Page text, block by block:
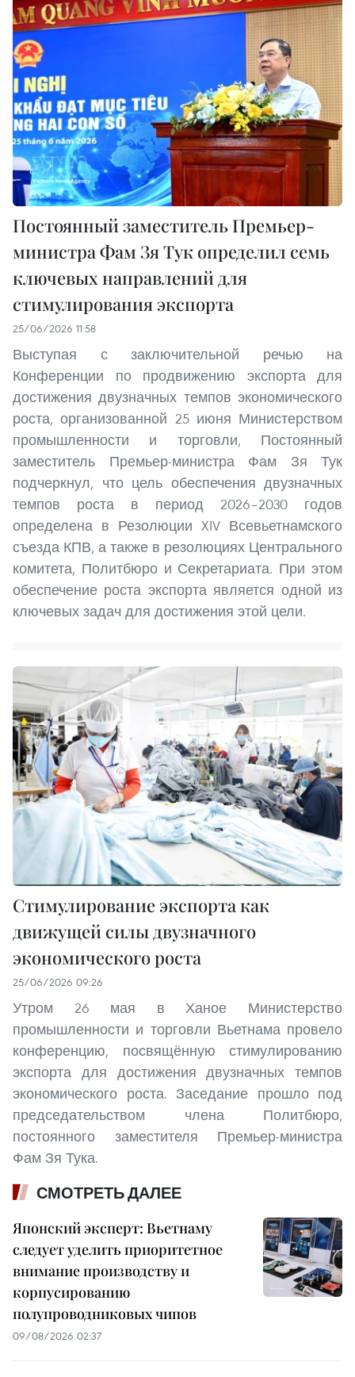
Постоянный заместитель Премьер-
министра Фам Зя Тук определил семь
ключевых направлений для
стимулирования экспорта
25/06/2026 11:58
Выступая с заключительной речью на
Конференции по продвижению экспорта для
достижения двузначных темпов экономического
роста, организованной 25 июня Министерством
промышленности и торговли, Постоянный
заместитель Премьер-министра Фам Зя Тук
подчеркнул, что цель обеспечения двузначных
темпов роста в период 2026–2030 годов
определена в Резолюции XIV Всевьетнамского
съезда КПВ, а также в резолюциях Центрального
комитета, Политбюро и Секретариата. При этом
обеспечение роста экспорта является одной из
ключевых задач для достижения этой цели.
Стимулирование экспорта как
движущей силы двузначного
экономического роста
25/06/2026 09:26
Утром 26 мая в Ханое Министерство
промышленности и торговли Вьетнама провело
конференцию, посвящённую стимулированию
экспорта для достижения двузначных темпов
экономического роста. Заседание прошло под
председательством члена Политбюро,
постоянного заместителя Премьер-министра
Фам Зя Тука.
СМОТРЕТЬ ДАЛЕЕ
Японский эксперт: Вьетнаму
следует уделить приоритетное
внимание производству и
корпусированию
полупроводниковых чипов
09/08/2026 02:37